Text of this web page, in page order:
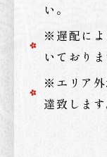
い。
※遅配によ
いておりま
※エリア外
達致しま